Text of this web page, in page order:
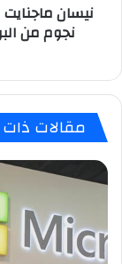
نجوم
لتقييم
المركبات
الجديدة
(GNCAP)
نجوم من
مقالات